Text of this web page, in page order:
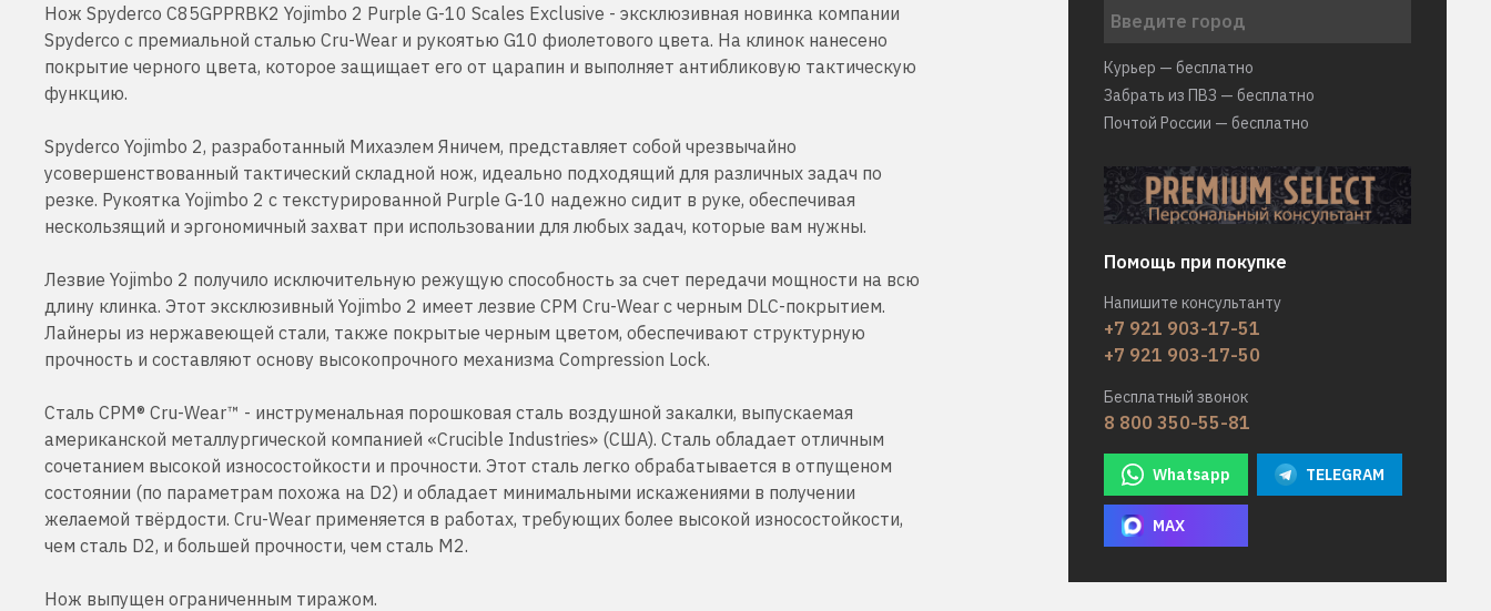
Нож Spyderco C85GPPRBK2 Yojimbo 2 Purple G-10 Scales Exclusive - эксклюзивная новинка компании
Spyderco с премиальной сталью Cru-Wear и рукоятью G10 фиолетового цвета. На клинок нанесено
покрытие черного цвета, которое защищает его от царапин и выполняет антибликовую тактическую
функцию.
Spyderco Yojimbo 2, разработанный Михаэлем Яничем, представляет собой чрезвычайно
усовершенствованный тактический складной нож, идеально подходящий для различных задач по
резке. Рукоятка Yojimbo 2 с текстурированной Purple G-10 надежно сидит в руке, обеспечивая
нескользящий и эргономичный захват при использовании для любых задач, которые вам нужны.
Лезвие Yojimbo 2 получило исключительную режущую способность за счет передачи мощности на всю
длину клинка. Этот эксклюзивный Yojimbo 2 имеет лезвие CPM Cru-Wear с черным DLC-покрытием.
Лайнеры из нержавеющей стали, также покрытые черным цветом, обеспечивают структурную
прочность и составляют основу высокопрочного механизма Compression Lock.
Сталь CPM® Cru-Wear™ - инструменальная порошковая сталь воздушной закалки, выпускаемая
американской металлургической компанией «Crucible Industries» (США). Сталь обладает отличным
сочетанием высокой износостойкости и прочности. Этот сталь легко обрабатывается в отпущеном
состоянии (по параметрам похожа на D2) и обладает минимальными искажениями в получении
желаемой твёрдости. Cru-Wear применяется в работах, требующих более высокой износостойкости,
чем сталь D2, и большей прочности, чем сталь М2.
Нож выпущен ограниченным тиражом.
Курьер — бесплатно
Забрать из ПВЗ — бесплатно
Почтой России — бесплатно
Помощь при покупке
Напишите консультанту
+7 921 903-17-51
+7 921 903-17-50
Бесплатный звонок
8 800 350-55-81
Whatsapp TELEGRAM
MAX